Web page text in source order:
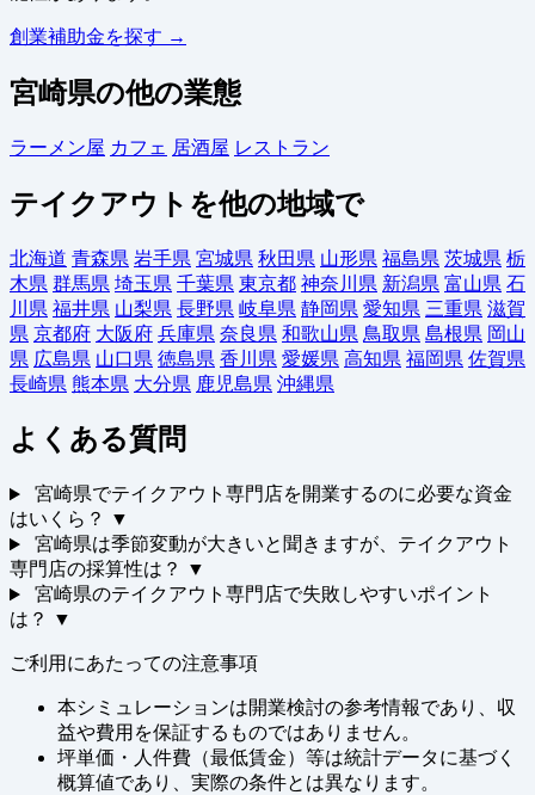
創業補助金を探す →
宮崎県の他の業態
ラーメン屋 カフェ 居酒屋 レストラン
テイクアウトを他の地域で
北海道 青森県 岩手県 宮城県 秋田県 山形県 福島県 茨城県 栃
木県 群馬県 埼玉県 千葉県 東京都 神奈川県 新潟県 富山県 石
川県 福井県 山梨県 長野県 岐阜県 静岡県 愛知県 三重県 滋賀
県 京都府 大阪府 兵庫県 奈良県 和歌山県 鳥取県 島根県 岡山
県 広島県 山口県 徳島県 香川県 愛媛県 高知県 福岡県 佐賀県
長崎県 熊本県 大分県 鹿児島県 沖縄県
よくある質問
宮崎県でテイクアウト専門店を開業するのに必要な資金
はいくら？
▼
宮崎県は季節変動が大きいと聞きますが、テイクアウト
専門店の採算性は？
▼
宮崎県のテイクアウト専門店で失敗しやすいポイント
は？
▼
ご利用にあたっての注意事項
本シミュレーションは開業検討の参考情報であり、収
益や費用を保証するものではありません。
坪単価・人件費（最低賃金）等は統計データに基づく
概算値であり、実際の条件とは異なります。